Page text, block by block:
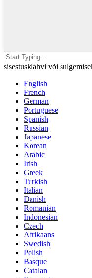
sisestusklahvi või
English
French
German
Portuguese
Spanish
Russian
Japanese
Korean
Arabic
Irish
Greek
Turkish
Italian
Danish
Romanian
Indonesian
Czech
Afrikaans
Swedish
Polish
Basque
Catalan